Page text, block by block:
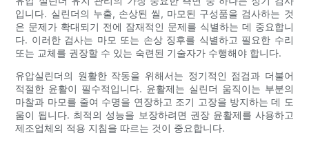
입니다. 실린더의 누출, 손상된 씰, 마모된 구성품을 검사하는 것
은 문제가 확대되기 전에 잠재적인 문제를 식별하는 데 중요합니
다. 이러한 검사는 마모 또는 손상 징후를 식별하고 필요한 수리
또는 교체를 권장할 수 있는 숙련된 기술자가 수행해야 합니다.
유압실린더의 원활한 작동을 위해서는 정기적인 점검과 더불어
적절한 윤활이 필수적입니다. 윤활제는 실린더 움직이는 부분의
마찰과 마모를 줄여 수명을 연장하고 조기 고장을 방지하는 데 도
움이 됩니다. 최적의 성능을 보장하려면 권장 윤활제를 사용하고
제조업체의 적용 지침을 따르는 것이 중요합니다.